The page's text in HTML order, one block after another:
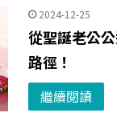
2024-12-25
從聖誕老公
路徑！
繼續閱讀